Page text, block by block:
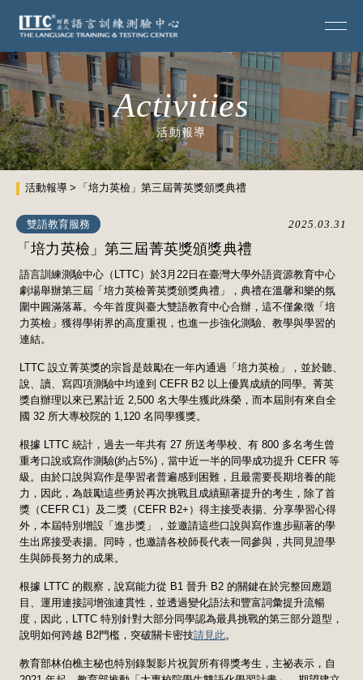
Activities
活動報導
活動報導 「培力英檢」第三屆菁英獎頒獎典禮
雙語教育服務 2025.03.31
「培力英檢」第三屆菁英獎頒獎典禮
語言訓練測驗中心（LTTC）於3月22日在臺灣大學外語資源教育中心
劇場舉辦第三屆「培力英檢菁英獎頒獎典禮」，典禮在溫馨和樂的氛
圍中圓滿落幕。今年首度與臺大雙語教育中心合辦，這不僅象徵「培
力英檢」獲得學術界的高度重視，也進一步強化測驗、教學與學習的
連結。
LTTC 設立菁英獎的宗旨是鼓勵在一年內通過「培力英檢」，並於聽、
說、讀、寫四項測驗中均達到 CEFR B2 以上優異成績的同學。菁英
獎自辦理以來已累計近 2,500 名大學生獲此殊榮，而本屆則有來自全
國 32 所大專校院的 1,120 名同學獲獎。
根據 LTTC 統計，過去一年共有 27 所送考學校、有 800 多名考生曾
重考口說或寫作測驗(約占5%)，當中近一半的同學成功提升 CEFR 等
級。由於口說與寫作是學習者普遍感到困難，且最需要長期培養的能
力，因此，為鼓勵這些勇於再次挑戰且成績顯著提升的考生，除了首
獎（CEFR C1）及二獎（CEFR B2+）得主接受表揚、分享學習心得
外，本屆特別增設「進步獎」，並邀請這些口說與寫作進步顯著的學
生出席接受表揚。同時，也邀請各校師長代表一同參與，共同見證學
生與師長努力的成果。
根據 LTTC 的觀察，說寫能力從 B1 晉升 B2 的關鍵在於完整回應題
目、運用連接詞增強連貫性，並透過變化語法和豐富詞彙提升流暢
度，因此，LTTC 特別針對大部分同學認為最具挑戰的第三部分題型，
說明如何跨越 B2門檻，突破關卡密技請見此。
教育部林伯樵主秘也特別錄製影片祝賀所有得獎考生，主祕表示，自